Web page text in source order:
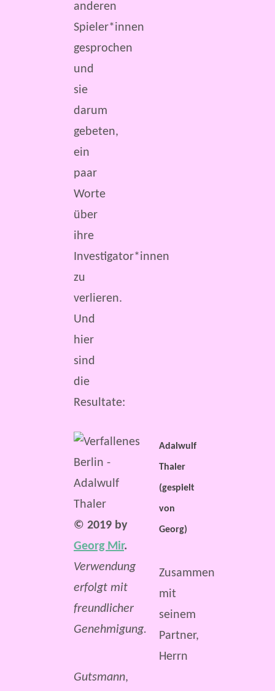
anderen
Spieler*innen
gesprochen
und
sie
darum
gebeten,
ein
paar
Worte
über
ihre
Investigator*innen
zu
verlieren.
Und
hier
sind
die
Resultate:
© 2019 by
Georg Mir.
Verwendung
erfolgt mit
freundlicher
Genehmigung.
Adalwulf
Thaler
(gespielt
von
Georg)
Zusammen
mit
seinem
Partner,
Herrn
Gutsmann,